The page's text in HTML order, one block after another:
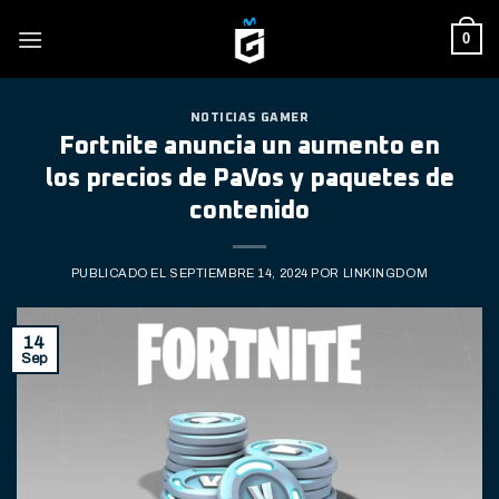
0
NOTICIAS GAMER
Fortnite anuncia un aumento en
los precios de PaVos y paquetes de
contenido
PUBLICADO EL SEPTIEMBRE 14, 2024 POR LINKINGDOM
14
Sep